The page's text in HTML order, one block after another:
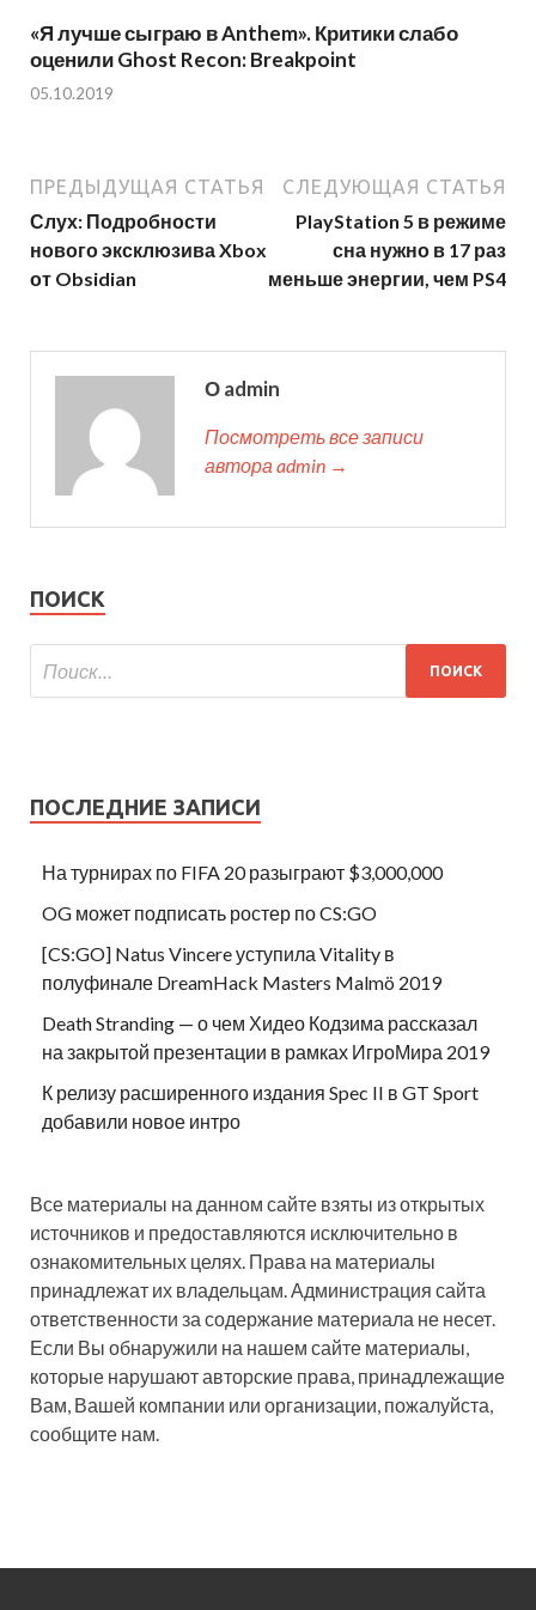
«Я лучше сыграю в Anthem». Критики слабо
оценили Ghost Recon: Breakpoint
05.10.2019
ПРЕДЫДУЩАЯ СТАТЬЯ
Слух: Подробности
нового эксклюзива Xbox
от Obsidian
СЛЕДУЮЩАЯ СТАТЬЯ
PlayStation 5 в режиме
сна нужно в 17 раз
меньше энергии, чем PS4
О admin
Посмотреть все записи
автора admin →
ПОИСК
ПОСЛЕДНИЕ ЗАПИСИ
На турнирах по FIFA 20 разыграют $3,000,000
OG может подписать ростер по CS:GO
[CS:GO] Natus Vincere уступила Vitality в
полуфинале DreamHack Masters Malmö 2019
Death Stranding — о чем Хидео Кодзима рассказал
на закрытой презентации в рамках ИгроМира 2019
К релизу расширенного издания Spec II в GT Sport
добавили новое интро
Все материалы на данном сайте взяты из открытых
источников и предоставляются исключительно в
ознакомительных целях. Права на материалы
принадлежат их владельцам. Администрация сайта
ответственности за содержание материала не несет.
Если Вы обнаружили на нашем сайте материалы,
которые нарушают авторские права, принадлежащие
Вам, Вашей компании или организации, пожалуйста,
сообщите нам.